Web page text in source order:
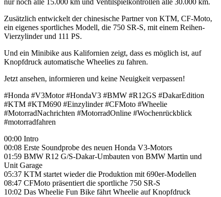
nur noch alle 15.000 km und Ventilspielkontrollen alle 30.000 km.
Zusätzlich entwickelt der chinesische Partner von KTM, CF-Moto,
ein eigenes sportliches Modell, die 750 SR-S, mit einem Reihen-
Vierzylinder und 111 PS.
Und ein Minibike aus Kalifornien zeigt, dass es möglich ist, auf
Knopfdruck automatische Wheelies zu fahren.
Jetzt ansehen, informieren und keine Neuigkeit verpassen!
#Honda #V3Motor #HondaV3 #BMW #R12GS #DakarEdition
#KTM #KTM690 #Einzylinder #CFMoto #Wheelie
#MotorradNachrichten #MotorradOnline #Wochenrückblick
#motorradfahren
00:00 Intro
00:08 Erste Soundprobe des neuen Honda V3-Motors
01:59 BMW R12 G/S-Dakar-Umbauten von BMW Martin und
Unit Garage
05:37 KTM startet wieder die Produktion mit 690er-Modellen
08:47 CFMoto präsentiert die sportliche 750 SR-S
10:02 Das Wheelie Fun Bike fährt Wheelie auf Knopfdruck